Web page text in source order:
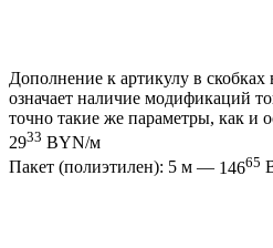
Дополнение к артикулу в
означает наличие модификаций
точно такие же параметры, как и
2933 BYN/м
Пакет (полиэтилен): 5 м — 14665